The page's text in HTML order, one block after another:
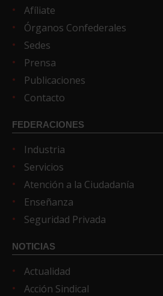
Afíliate
Órganos Confederales
Sedes
Prensa
Publicaciones
Contacto
FEDERACIONES
Industria
Servicios
Atención a la Ciudadanía
Enseñanza
Seguridad Privada
NOTICIAS
Actualidad
Acción Sindical